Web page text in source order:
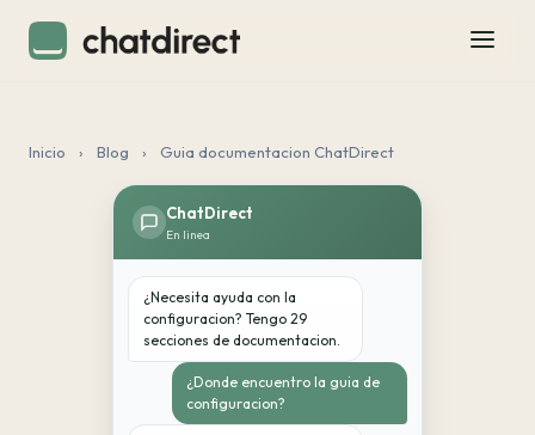
Inicio › Blog › Guia documentacion ChatDirect
ChatDirect
En linea
¿Necesita ayuda con la
configuracion? Tengo 29
secciones de documentacion.
¿Donde encuentro la guia de
configuracion?